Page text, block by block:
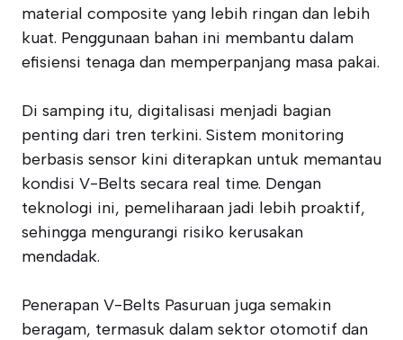
material composite yang lebih ringan dan lebih
kuat. Penggunaan bahan ini membantu dalam
efisiensi tenaga dan memperpanjang masa pakai.
Di samping itu, digitalisasi menjadi bagian
penting dari tren terkini. Sistem monitoring
berbasis sensor kini diterapkan untuk memantau
kondisi V-Belts secara real time. Dengan
teknologi ini, pemeliharaan jadi lebih proaktif,
sehingga mengurangi risiko kerusakan
mendadak.
Penerapan V-Belts Pasuruan juga semakin
beragam, termasuk dalam sektor otomotif dan